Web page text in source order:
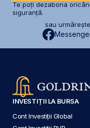
Te poți dezabona
siguranță.
sau
INVESTIȚII LA BURSA
Cont Investiții Global